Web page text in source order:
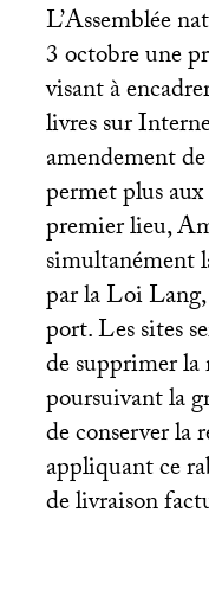
L’Assemblée
3 octobre une
visant à
livres sur
amendement
permet plus
premier lieu,
simultanément
par la Loi
port. Les sites
de supprimer la
poursuivant la
de conserver la
appliquant ce
de livraison